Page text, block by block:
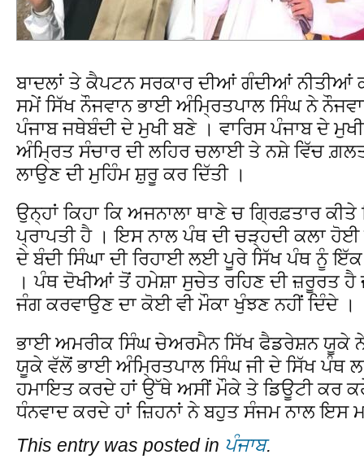
ਬਾਦਲਾਂ ਤੇ ਕੈਪਟਨ ਸਰਕਾਰ ਦੀਆਂ ਗੰਦੀਆਂ ਨੀਤੀਆਂ
ਸਮੇਂ ਸਿੱਖ ਨੌਜਵਾਨ ਭਾਈ ਅੰਮ੍ਰਿਤਪਾਲ ਸਿੰਘ ਨੇ
ਪੰਜਾਬ ਜਥੇਬੰਦੀ ਦੇ ਮੁਖੀ ਬਣੇ । ਵਾਰਿਸ ਪੰਜਾਬ ਦੇ
ਅੰਮ੍ਰਿਤ ਸੰਚਾਰ ਦੀ ਲਹਿਰ ਚਲਾਈ ਤੇ ਨਸ਼ੇ ਵਿੱਚ
ਲਾਉਣ ਦੀ ਮੁਹਿੰਮ ਸ਼ੁਰੂ ਕਰ ਦਿੱਤੀ ।
ਉਨ੍ਹਾਂ ਕਿਹਾ ਕਿ ਅਜਨਾਲਾ ਥਾਣੇ ਚ ਗ੍ਰਿਫ਼ਤਾਰ
ਪ੍ਰਾਪਤੀ ਹੈ । ਇਸ ਨਾਲ ਪੰਥ ਦੀ ਚੜ੍ਹਦੀ ਕਲਾ
ਦੇ ਬੰਦੀ ਸਿੰਘਾ ਦੀ ਰਿਹਾਈ ਲਈ ਪੂਰੇ ਸਿੱਖ ਪੰਥ ਨੂੰ
। ਪੰਥ ਦੋਖੀਆਂ ਤੋਂ ਹਮੇਸ਼ਾ ਸੁਚੇਤ ਰਹਿਣ ਦੀ ਜ਼ਰੂਰਤ ਹੈ
ਜੰਗ ਕਰਵਾਉਣ ਦਾ ਕੋਈ ਵੀ ਮੌਕਾ ਖੁੰਝਣ ਨਹੀਂ ਦਿੰਦੇ ।
ਭਾਈ ਅਮਰੀਕ ਸਿੰਘ ਚੇਅਰਮੈਨ ਸਿੱਖ ਫੈਡਰੇਸ਼ਨ ਯੂਕੇ ਨੇ
ਯੂਕੇ ਵੱਲੋਂ ਭਾਈ ਅੰਮ੍ਰਿਤਪਾਲ ਸਿੰਘ ਜੀ ਦੇ ਸਿੱਖ ਪੰਥ
ਹਮਾਇਤ ਕਰਦੇ ਹਾਂ ਉੱਥੇ ਅਸੀਂ ਮੌਕੇ ਤੇ ਡਿਊਟੀ ਕਰ
ਧੰਨਵਾਦ ਕਰਦੇ ਹਾਂ ਜ਼ਿਹਨਾਂ ਨੇ ਬਹੁਤ ਸੰਜਮ ਨਾਲ ਇਸ
This entry was posted in ਪੰਜਾਬ.